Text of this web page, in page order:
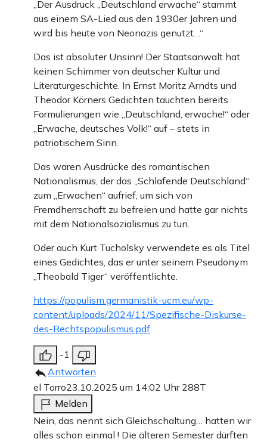
„Der Ausdruck „Deutschland erwache“ stammt
aus einem SA-Lied aus den 1930er Jahren und
wird bis heute von Neonazis genutzt…“
Das ist absoluter Unsinn! Der Staatsanwalt hat
keinen Schimmer von deutscher Kultur und
Literaturgeschichte. In Ernst Moritz Arndts und
Theodor Körners Gedichten tauchten bereits
Formulierungen wie „Deutschland, erwache!“ oder
„Erwache, deutsches Volk!“ auf – stets in
patriotischem Sinn.
Das waren Ausdrücke des romantischen
Nationalismus, der das „Schlafende Deutschland“
zum „Erwachen“ aufrief, um sich von
Fremdherrschaft zu befreien und hatte gar nichts
mit dem Nationalsozialismus zu tun.
Oder auch Kurt Tucholsky verwendete es als Titel
eines Gedichtes, das er unter seinem Pseudonym
„Theobald Tiger“ veröffentlichte.
https://populism.germanistik-ucm.eu/wp-
content/uploads/2024/11/Spezifische-Diskurse-
des-Rechtspopulismus.pdf
-1
Antworten
el Torro23.10.2025 um 14:02 Uhr 288T
Melden
Nein, das nennt sich Gleichschaltung… hatten wir
alles schon einmal ! Die älteren Semester dürften